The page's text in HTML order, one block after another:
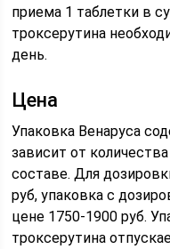
приема 1 таблетки в
троксерутина
день.
Цена
Упаковка Венаруса
зависит от
составе. Для
руб, упаковка с
цене 1750-1900 руб.
троксерутина